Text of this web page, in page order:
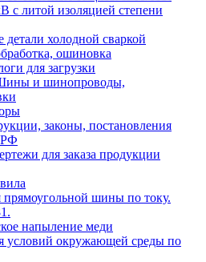
с литой изоляцией степени
холодной сваркой
ошиновка
для загрузки
и шинопроводы,
законы, постановления
РФ
для заказа продукции
шины по току.
напыление меди
условий окружающей среды по